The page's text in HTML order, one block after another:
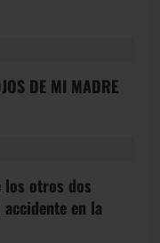
DE MI MADRE
los otros dos
en la